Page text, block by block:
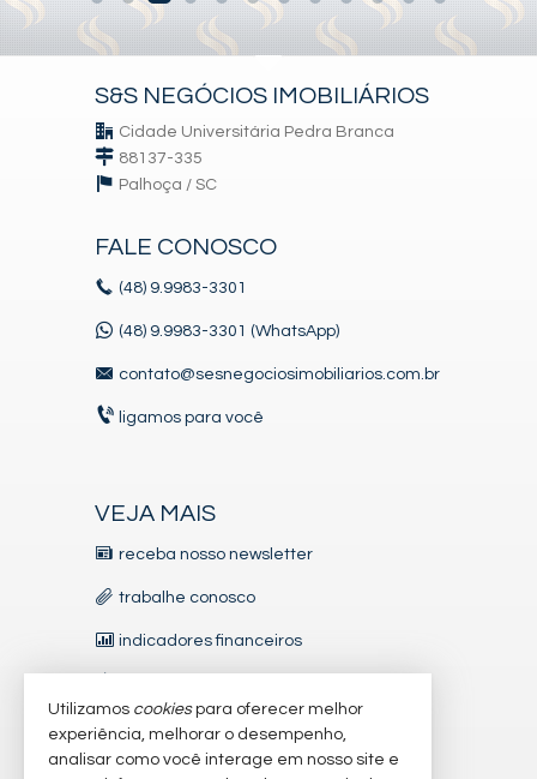
S&S NEGÓCIOS IMOBILIÁRIOS
Cidade Universitária Pedra Branca
88137-335
Palhoça / SC
FALE CONOSCO
(48) 9.9983-3301
(48) 9.9983-3301 (WhatsApp)
contato@sesnegociosimobiliarios.com.br
ligamos para você
VEJA MAIS
receba nosso newsletter
trabalhe conosco
indicadores financeiros
mapa de imóveis
Utilizamos cookiespara oferecer melhor
experiência, melhorar o desempenho,
analisar como você interage em nosso site e